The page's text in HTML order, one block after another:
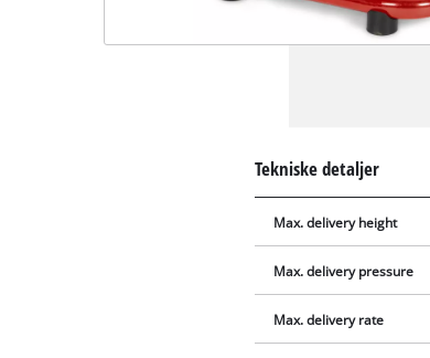
Tekniske detaljer
Max. delivery height
Max. delivery pressure
Max. delivery rate